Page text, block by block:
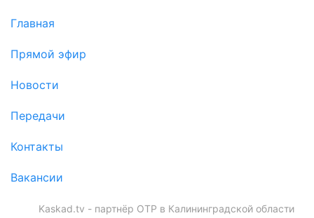
Главная
Прямой эфир
Новости
Передачи
Контакты
Вакансии
Kaskad.tv - партнёр ОТР в Калининградской области